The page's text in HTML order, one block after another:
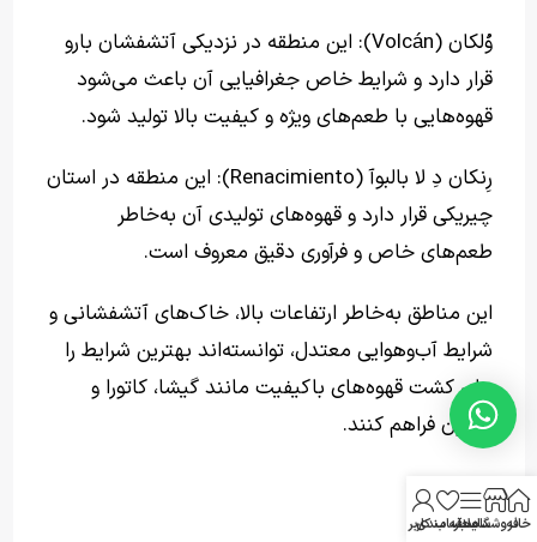
وُلکان (Volcán): این منطقه در نزدیکی آتشفشان بارو
قرار دارد و شرایط خاص جغرافیایی آن باعث می‌شود
قهوه‌هایی با طعم‌های ویژه و کیفیت بالا تولید شود.
رِنکان دِ لا بالبوآ (Renacimiento): این منطقه در استان
چیریکی قرار دارد و قهوه‌های تولیدی آن به‌خاطر
طعم‌های خاص و فرآوری دقیق معروف است.
این مناطق به‌خاطر ارتفاعات بالا، خاک‌های آتشفشانی و
شرایط آب‌وهوایی معتدل، توانسته‌اند بهترین شرایط را
برای کشت قهوه‌های باکیفیت مانند گیشا، کاتورا و
بوربون فراهم کنند.
خانهفروشگاهسایدبار
علاقه مندی
حساب کاربری من